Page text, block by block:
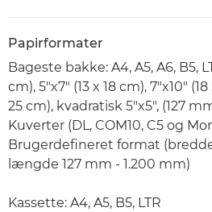
Papirformater
Bageste bakke: A4, A5, A6, B5,
cm), 5"x7" (13 x 18 cm), 7"x10"
25 cm), kvadratisk 5"x5", (127
Kuverter (DL, COM10, C5 og
Brugerdefineret format
længde 127 mm - 1.200 mm)
Kassette: A4, A5, B5, LTR